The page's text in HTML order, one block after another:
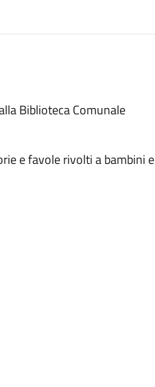
Biblioteca Comunale
e favole rivolti a bambini e